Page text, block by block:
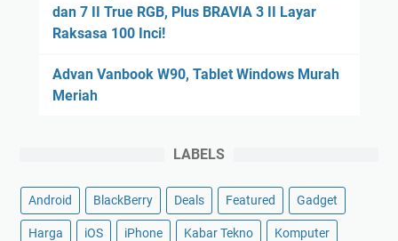
dan 7 II True RGB, Plus BRAVIA 3 II Layar
Raksasa 100 Inci!
Advan Vanbook W90, Tablet Windows Murah
Meriah
LABELS
Android BlackBerry Deals Featured Gadget
Harga iOS iPhone Kabar Tekno Komputer